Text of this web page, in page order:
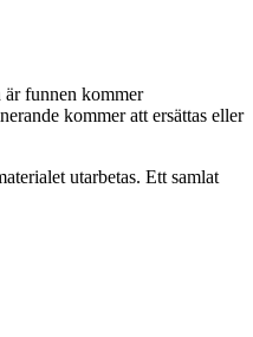
är funnen kommer
kommer att ersättas eller
utarbetas. Ett samlat